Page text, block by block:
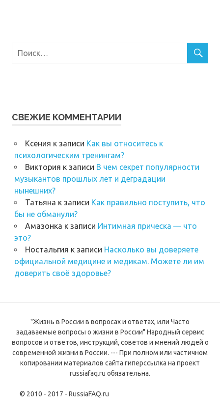
СВЕЖИЕ КОММЕНТАРИИ
Ксения к записи Как вы относитесь к
психологическим тренингам?
Виктория к записи В чем секрет популярности
музыкантов прошлых лет и деградации
нынешних?
Татьяна к записи Как правильно поступить, что
бы не обманули?
Амазонка к записи Интимная прическа — что
это?
Ностальгия к записи Насколько вы доверяете
официальной медицине и медикам. Можете ли им
доверить своё здоровье?
"Жизнь в России в вопросах и ответах, или Часто
задаваемые вопросы о жизни в России" Народный сервис
вопросов и ответов, инструкций, советов и мнений людей о
современной жизни в России. --- При полном или частичном
копировании материалов сайта гиперссылка на проект
russiafaq.ru обязательна.
© 2010 - 2017 - RussiaFAQ.ru